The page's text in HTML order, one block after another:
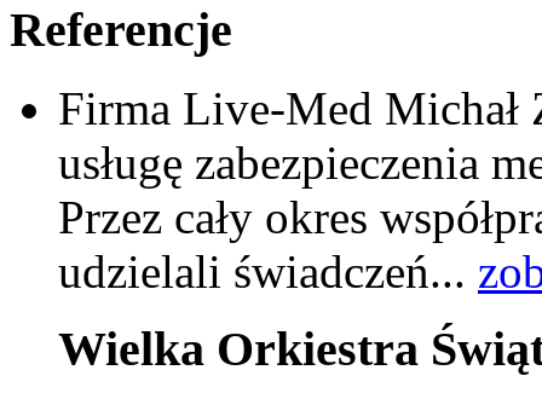
Referencje
Firma Live-Med Michał
usługę zabezpieczenia
Przez cały okres
udzielali świadczeń...
Wielka Orkiestra